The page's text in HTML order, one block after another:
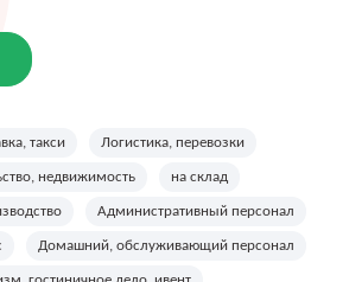
такси Логистика, перевозки
недвижимость на склад
Административный персонал
Домашний, обслуживающий персонал